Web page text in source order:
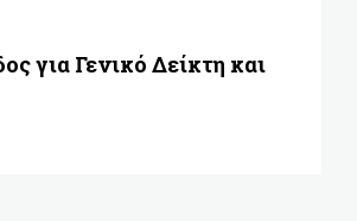
για Γενικό Δείκτη και